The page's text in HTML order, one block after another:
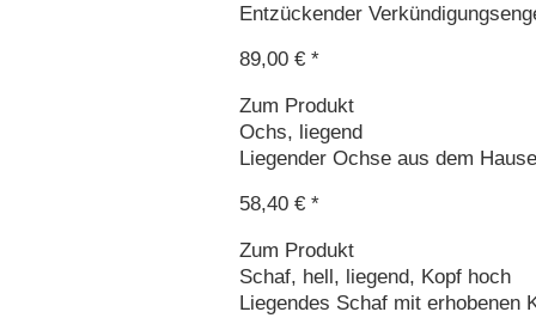
Entzückender
89,00 € *
Zum Produkt
Ochs, liegend
Liegender Ochse aus dem
58,40 € *
Zum Produkt
Schaf, hell, liegend, Kopf hoch
Liegendes Schaf mit erhobenen